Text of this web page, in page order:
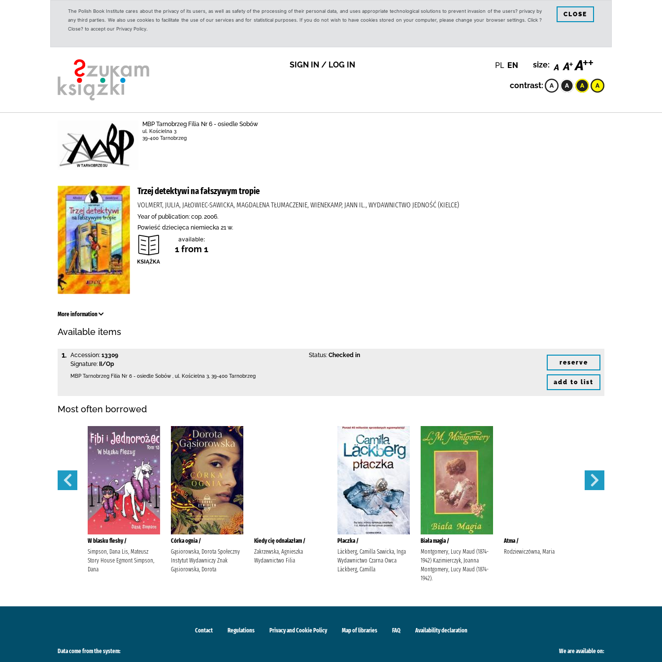
The Polish Book Institute cares about the privacy of its users, as well as safety of the processing of their personal data, and uses appropriate technological solutions to prevent invasion of the users? privacy by
any third parties. We also use cookies to facilitate the use of our services and for statistical purposes. If you do not wish to have cookies stored on your computer, please change your browser settings. Click ?
Close? to accept our Privacy Policy.
CLOSE
SIGN IN / LOG IN PL EN size:
contrast:
MBP Tarnobrzeg Filia Nr 6 - osiedle Sobów
ul. Kościelna 3
39-400 Tarnobrzeg
Trzej detektywi na fałszywym tropie
VOLMERT, JULIA, JAŁOWIEC-SAWICKA, MAGDALENA TŁUMACZENIE, WIENEKAMP, JANN IL., WYDAWNICTWO JEDNOŚĆ (KIELCE)
Year of publication: cop. 2006.
Powieść dziecięca niemiecka 21 w.
available:
1 from 1
More information
Available items
1. Accession: 13309
Signature:
II/Op
Status: Checked in
MBP Tarnobrzeg Filia Nr 6 - osiedle Sobów ul. Kościelna 3 39-400 Tarnobrzeg
reserve
add to list
Most often borrowed
W blasku fleshy /
Simpson, Dana Lis, Mateusz
Story House Egmont Simpson,
Dana
Córka ognia /
Gąsiorowska, Dorota Społeczny
Instytut Wydawniczy Znak
Gąsiorowska, Dorota
Kiedy cię odnalazłam /
Zakrzewska, Agnieszka
Wydawnictwo Filia
Płaczka /
Läckberg, Camilla Sawicka, Inga
Wydawnictwo Czarna Owca
Läckberg, Camilla
Biała magia /
Montgomery, Lucy Maud (1874-
1942) Kazimierczyk, Joanna
Montgomery, Lucy Maud (1874-
1942).
Atma /
Rodziewiczówna, Maria
Contact Regulations Privacy and Cookie Policy Map of libraries FAQ Availability declaration
Data come from the system: We are available on: